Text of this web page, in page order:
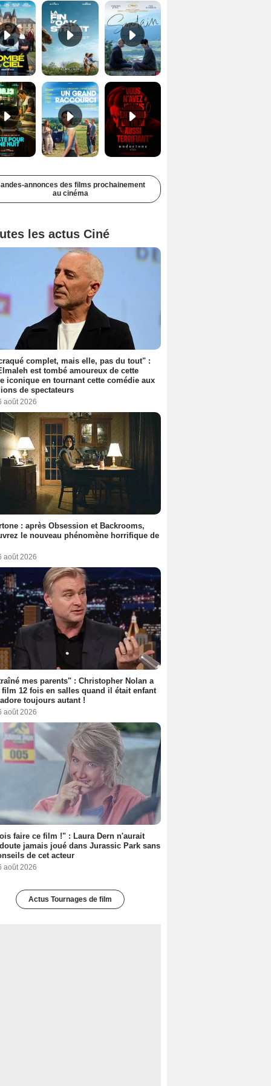
Juste pour une nuit Bande-annonce VO STFR Un grand raccourci Bande-annonce VF Undertone Bande-annonce VO STFR
annonces des films prochainement
au cinéma
les actus Ciné
complet, mais elle, pas du tout" :
est tombé amoureux de cette
iconique en tournant cette comédie aux
de spectateurs
août 2026
: après Obsession et Backrooms,
le nouveau phénomène horrifique de
août 2026
mes parents" : Christopher Nolan a
film 12 fois en salles quand il était enfant
toujours autant !
août 2026
faire ce film !" : Laura Dern n'aurait
jamais joué dans Jurassic Park sans
de cet acteur
août 2026
Actus Tournages de film